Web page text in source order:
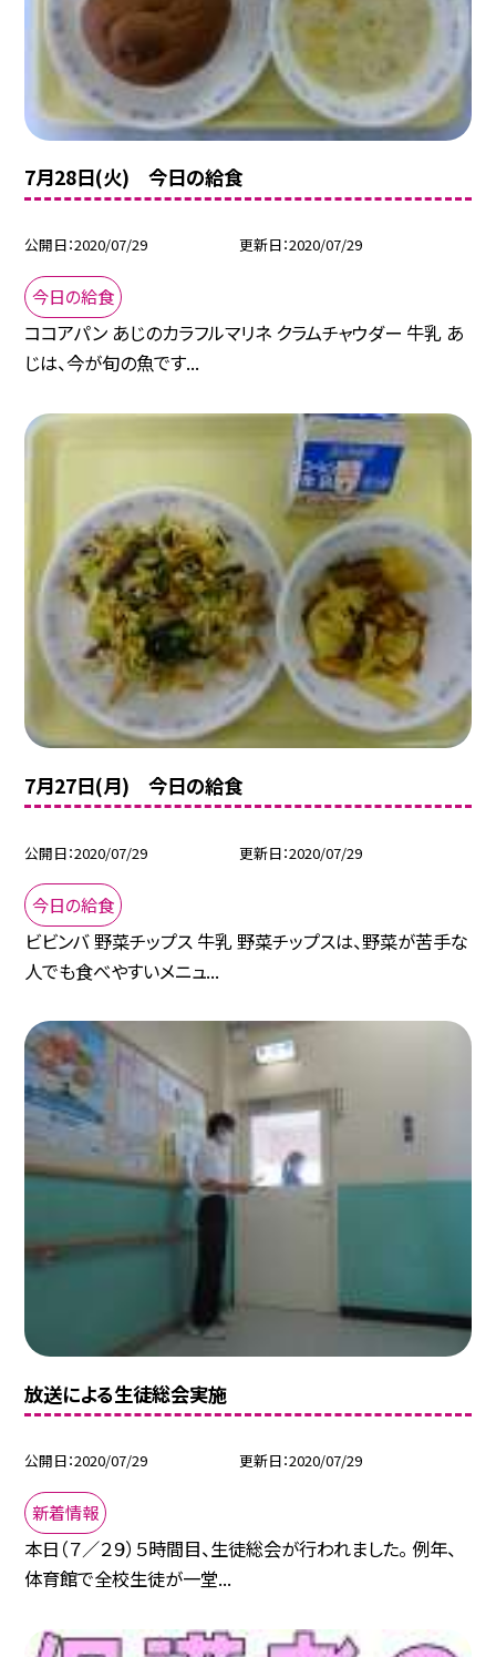
7月28日(火) 今日の給食
公開日 2020/07/29 更新日 2020/07/29
今日の給食
ココアパン あじのカラフルマリネ クラムチャウダー 牛乳 あ
じは、今が旬の魚です...
7月27日(月) 今日の給食
公開日 2020/07/29 更新日 2020/07/29
今日の給食
ビビンバ 野菜チップス 牛乳 野菜チップスは、野菜が苦手な
人でも食べやすいメニュ...
放送による生徒総会実施
公開日 2020/07/29 更新日 2020/07/29
新着情報
本日（７／２９）５時間目、生徒総会が行われました。 例年、
体育館で全校生徒が一堂...